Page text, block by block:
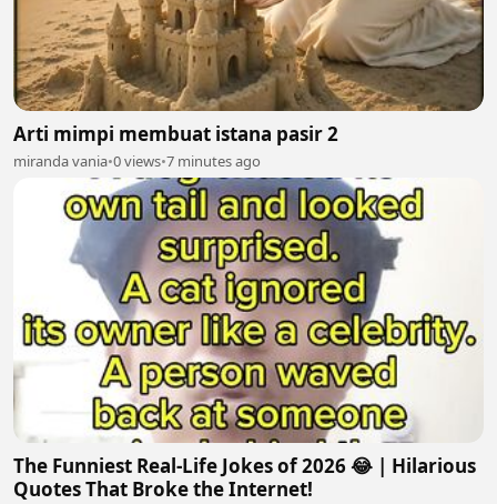
Arti mimpi membuat istana pasir 2
miranda vania•0 views•7 minutes ago
The Funniest Real-Life Jokes of 2026 😂 | Hilarious
Quotes That Broke the Internet!